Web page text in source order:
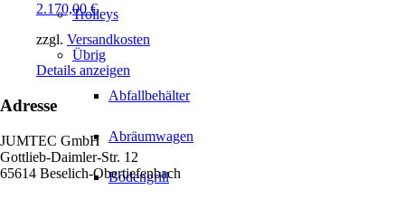
Trolleys
Übrig
Abfallbehälter
Abräumwagen
Bodengrill
2.170,00€
zzgl. Versandkosten
Details anzeigen
Adresse
JUMTEC GmbH
Gottlieb-Daimler-Str. 12
65614 Beselich-Obertiefenbach